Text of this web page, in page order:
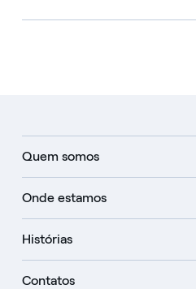
Quem somos
Onde estamos
Histórias
Contatos